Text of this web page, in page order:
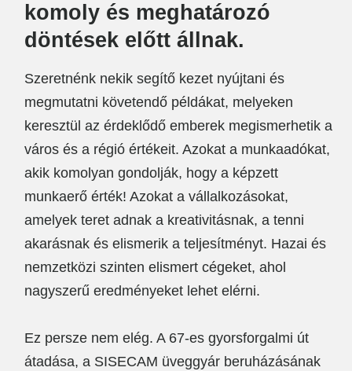
komoly és meghatározó
döntések előtt állnak.
Szeretnénk nekik segítő kezet nyújtani és
megmutatni követendő példákat, melyeken
keresztül az érdeklődő emberek megismerhetik a
város és a régió értékeit. Azokat a munkaadókat,
akik komolyan gondolják, hogy a képzett
munkaerő érték! Azokat a vállalkozásokat,
amelyek teret adnak a kreativitásnak, a tenni
akarásnak és elismerik a teljesítményt. Hazai és
nemzetközi szinten elismert cégeket, ahol
nagyszerű eredményeket lehet elérni.
Ez persze nem elég. A 67-es gyorsforgalmi út
átadása, a SISECAM üveggyár beruházásának